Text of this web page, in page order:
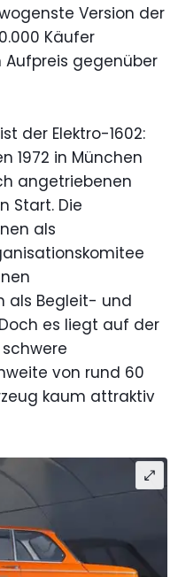
Version der
Käufer
gegenüber
der Elektro-1602:
1972 in München
angetriebenen
Start. Die
als
als Begleit- und
es liegt auf der
von rund 60
kaum attraktiv